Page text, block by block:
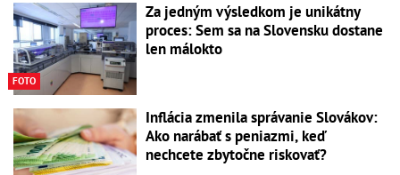
FOTO
Za jedným výsledkom je unikátny
proces: Sem sa na Slovensku dostane
len málokto
Inflácia zmenila správanie Slovákov:
Ako narábať s peniazmi, keď
nechcete zbytočne riskovať?